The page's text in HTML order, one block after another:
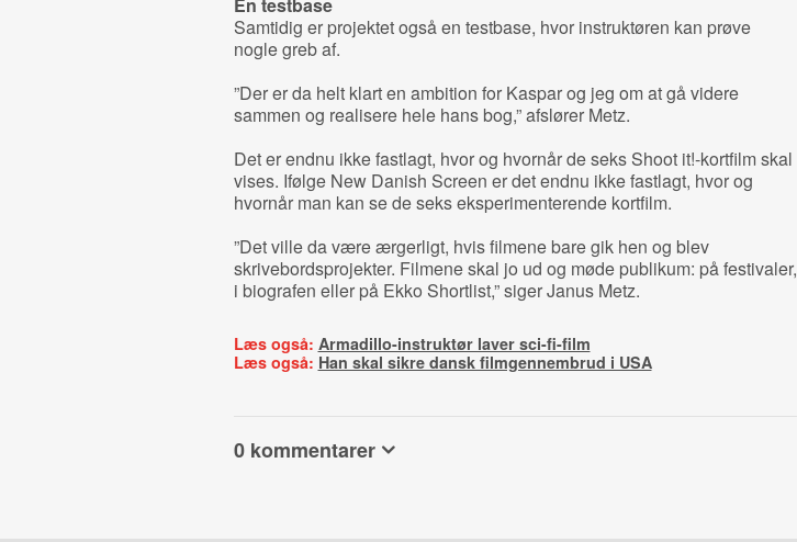
Samtidig er projektet også en testbase, hvor instruktøren kan prøve
nogle greb af.
”Der er da helt klart en ambition for Kaspar og jeg om at gå videre
sammen og realisere hele hans bog,” afslører Metz.
Det er endnu ikke fastlagt, hvor og hvornår de seks Shoot it!-kortfilm skal
vises. Ifølge New Danish Screen er det endnu ikke fastlagt, hvor og
hvornår man kan se de seks eksperimenterende kortfilm.
”Det ville da være ærgerligt, hvis filmene bare gik hen og blev
skrivebordsprojekter. Filmene skal jo ud og møde publikum: på festivaler,
i biografen eller på Ekko Shortlist,” siger Janus Metz.
Læs også: Armadillo-instruktør laver sci-fi-film
Læs også: Han skal sikre dansk filmgennembrud i USA
0 kommentarer